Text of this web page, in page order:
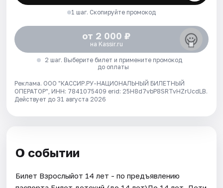
1 шаг. Скопируйте промокод
от 2 000 ₽
на Kassir.ru
2 шаг. Выберите билет и примените промокод
до оплаты
Реклама. ООО "КАССИР.РУ-НАЦИОНАЛЬНЫЙ БИЛЕТНЫЙ
ОПЕРАТОР", ИНН: 7841075409 erid: 25H8d7vbP8SRTvHZrUcdLB.
Действует до 31 августа 2026
О событии
Билет Взрослыйот 14 лет - по предъявлению